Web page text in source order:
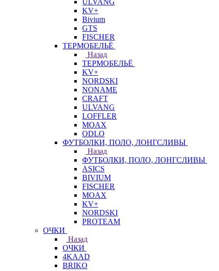
ULVANG
KV+
Bivium
GTS
FISCHER
ТЕРМОБЕЛЬЁ
Назад
ТЕРМОБЕЛЬЁ
KV+
NORDSKI
NONAME
CRAFT
ULVANG
LOFFLER
MOAX
ODLO
ФУТБОЛКИ, ПОЛО, ЛОНГСЛИВЫ
Назад
ФУТБОЛКИ, ПОЛО, ЛОНГСЛИВЫ
ASICS
BIVIUM
FISCHER
MOAX
KV+
NORDSKI
PROTEAM
ОЧКИ
Назад
ОЧКИ
4KAAD
BRIKO